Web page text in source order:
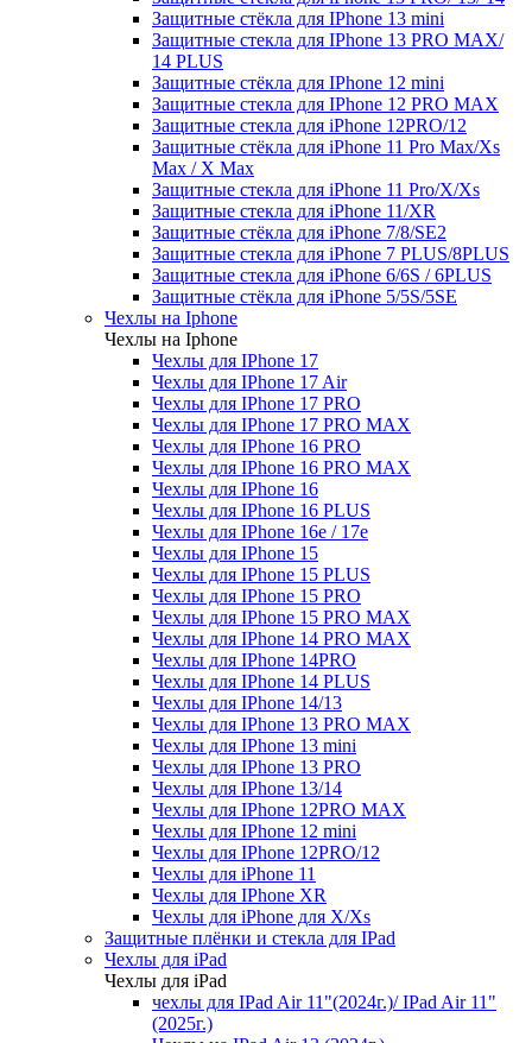
Защитные стёкла для IPhone 13 mini
Защитные стекла для IPhone 13 PRO MAX/
14 PLUS
Защитные стёкла для IPhone 12 mini
Защитные стекла для IPhone 12 PRO MAX
Защитные стекла для iPhone 12PRO/12
Защитные стёкла для iPhone 11 Pro Max/Xs
Max / X Max
Защитные стекла для iPhone 11 Pro/X/Xs
Защитные стекла для iPhone 11/XR
Защитные стёкла для iPhone 7/8/SE2
Защитные стекла для iPhone 7 PLUS/8PLUS
Защитные стекла для iPhone 6/6S / 6PLUS
Защитные стёкла для iPhone 5/5S/5SE
Чехлы на Iphone
Чехлы на Iphone
Чехлы для IPhone 17
Чехлы для IPhone 17 Air
Чехлы для IPhone 17 PRO
Чехлы для IPhone 17 PRO MAX
Чехлы для IPhone 16 PRO
Чехлы для IPhone 16 PRO MAX
Чехлы для IPhone 16
Чехлы для IPhone 16 PLUS
Чехлы для IPhone 16e / 17e
Чехлы для IPhone 15
Чехлы для IPhone 15 PLUS
Чехлы для IPhone 15 PRO
Чехлы для IPhone 15 PRO MAX
Чехлы для IPhone 14 PRO MAX
Чехлы для IPhone 14PRO
Чехлы для IPhone 14 PLUS
Чехлы для IPhone 14/13
Чехлы для IPhone 13 PRO MAX
Чехлы для IPhone 13 mini
Чехлы для IPhone 13 PRO
Чехлы для IPhone 13/14
Чехлы для IPhone 12PRO MAX
Чехлы для IPhone 12 mini
Чехлы для IPhone 12PRO/12
Чехлы для iPhone 11
Чехлы для IPhone XR
Чехлы для iPhone для X/Xs
Защитные плёнки и стекла для IPad
Чехлы для iPad
Чехлы для iPad
чехлы для IPad Air 11"(2024г.)/ IPad Air 11"
(2025г.)